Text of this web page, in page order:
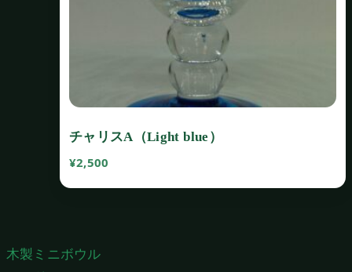
チャリスA（Light blue）
¥2,500
投
木製ミニボウル